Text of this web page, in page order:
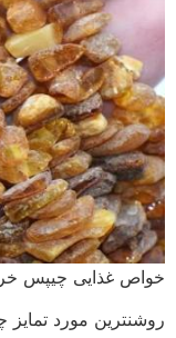
خواص غذایی چیپس
روشنترین مورد